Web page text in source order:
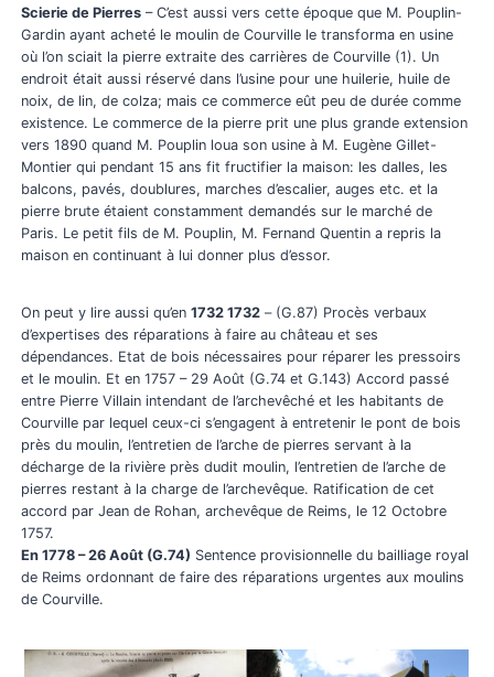
Scierie de Pierres – C’est aussi vers cette époque que M. Pouplin-
Gardin ayant acheté le moulin de Courville le transforma en usine
où l’on sciait la pierre extraite des carrières de Courville (1). Un
endroit était aussi réservé dans l’usine pour une huilerie, huile de
noix, de lin, de colza; mais ce commerce eût peu de durée comme
existence. Le commerce de la pierre prit une plus grande extension
vers 1890 quand M. Pouplin loua son usine à M. Eugène Gillet-
Montier qui pendant 15 ans fit fructifier la maison: les dalles, les
balcons, pavés, doublures, marches d’escalier, auges etc. et la
pierre brute étaient constamment demandés sur le marché de
Paris. Le petit fils de M. Pouplin, M. Fernand Quentin a repris la
maison en continuant à lui donner plus d’essor.
On peut y lire aussi qu’en1732 1732 – (G.87) Procès verbaux
d’expertises des réparations à faire au château et ses
dépendances. Etat de bois nécessaires pour réparer les pressoirs
et le moulin. Et en 1757 – 29 Août (G.74 et G.143) Accord passé
entre Pierre Villain intendant de l’archevêché et les habitants de
Courville par lequel ceux-ci s’engagent à entretenir le pont de bois
près du moulin, l’entretien de l’arche de pierres servant à la
décharge de la rivière près dudit moulin, l’entretien de l’arche de
pierres restant à la charge de l’archevêque. Ratification de cet
accord par Jean de Rohan, archevêque de Reims, le 12 Octobre
1757.
En 1778 – 26 Août (G.74) Sentence provisionnelle du bailliage royal
de Reims ordonnant de faire des réparations urgentes aux moulins
de Courville.